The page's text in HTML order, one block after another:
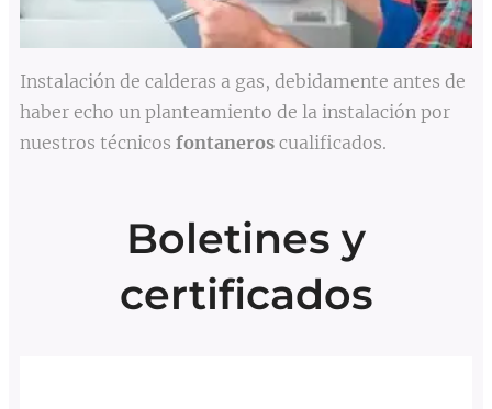
Instalación de calderas a gas, debidamente antes de
haber echo un planteamiento de la instalación por
nuestros técnicos fontaneros cualificados.
Boletines y
certificados